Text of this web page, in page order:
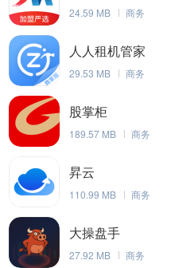
24.59 MB 商务
人人租机管家
29.53 MB 商务
股掌柜
189.57 MB 商务
昇云
110.99 MB 商务
大操盘手
27.92 MB 商务